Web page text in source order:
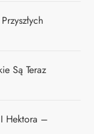
Są Teraz
Hektora –